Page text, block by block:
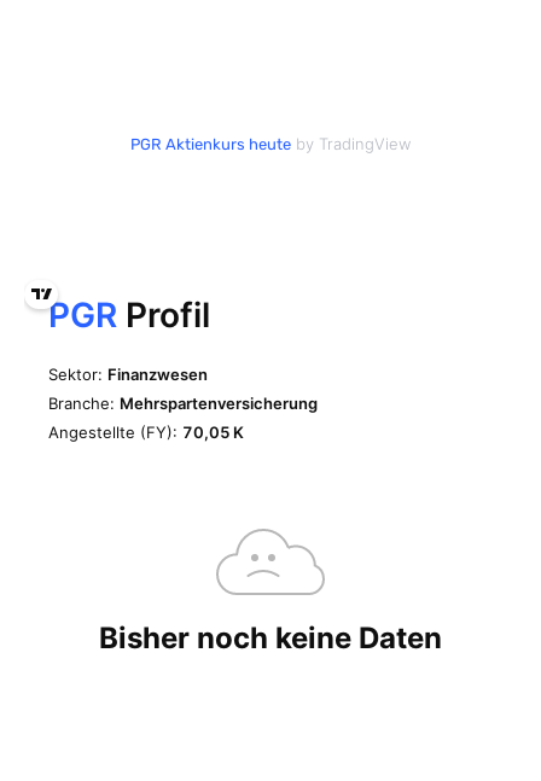
PGR Aktienkurs heute by TradingView